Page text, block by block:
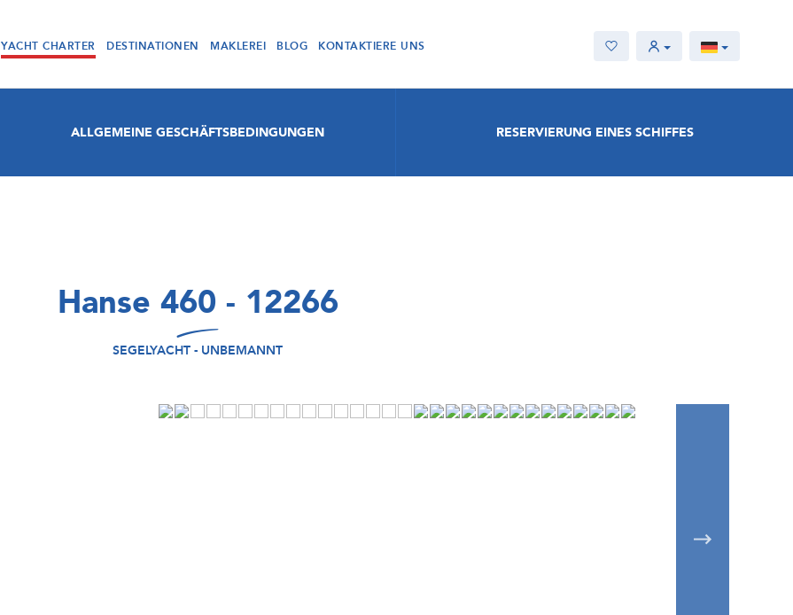
YACHT CHARTER DESTINATIONEN MAKLEREI BLOG KONTAKTIERE UNS
ALLGEMEINE GESCHÄFTSBEDINGUNGEN RESERVIERUNG EINES SCHIFFES
Hanse 460 - 12266
SEGELYACHT - UNBEMANNT